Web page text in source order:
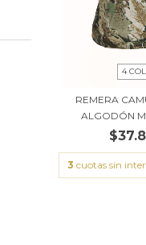
4
REMERA
ALGODÓN
3 cuotas sin